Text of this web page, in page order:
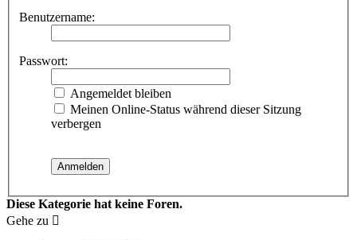
Benutzername:
Passwort:
Angemeldet bleiben
Meinen Online-Status während dieser Sitzung
verbergen
Diese Kategorie hat keine Foren.
Gehe zu